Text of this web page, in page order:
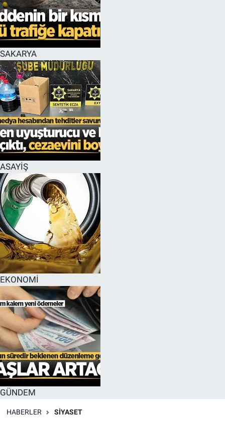
SAKARYA
ASAYİŞ
EKONOMİ
GÜNDEM
HABERLER SİYASET
EĞİTİM
MAGAZİN
ÖZEL HABER
HALK54 PANORAMA